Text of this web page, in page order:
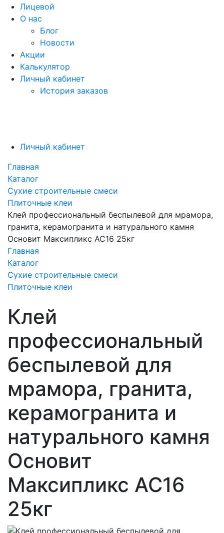
Лицевой
О нас
Блог
Новости
Акции
Калькулятор
Личный кабинет
История заказов
Личный кабинет
Главная
Каталог
Сухие строительные смеси
Плиточные клеи
Клей профессиональный беспылевой для мрамора,
гранита, керамогранита и натурального камня
Основит Максипликс AC16 25кг
Главная
Каталог
Сухие строительные смеси
Плиточные клеи
Клей
профессиональный
беспылевой для
мрамора, гранита,
керамогранита и
натурального камня
Основит
Максипликс AC16
25кг